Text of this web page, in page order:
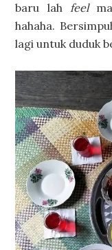
baru lah feel
hahaha.
lagi untuk duduk